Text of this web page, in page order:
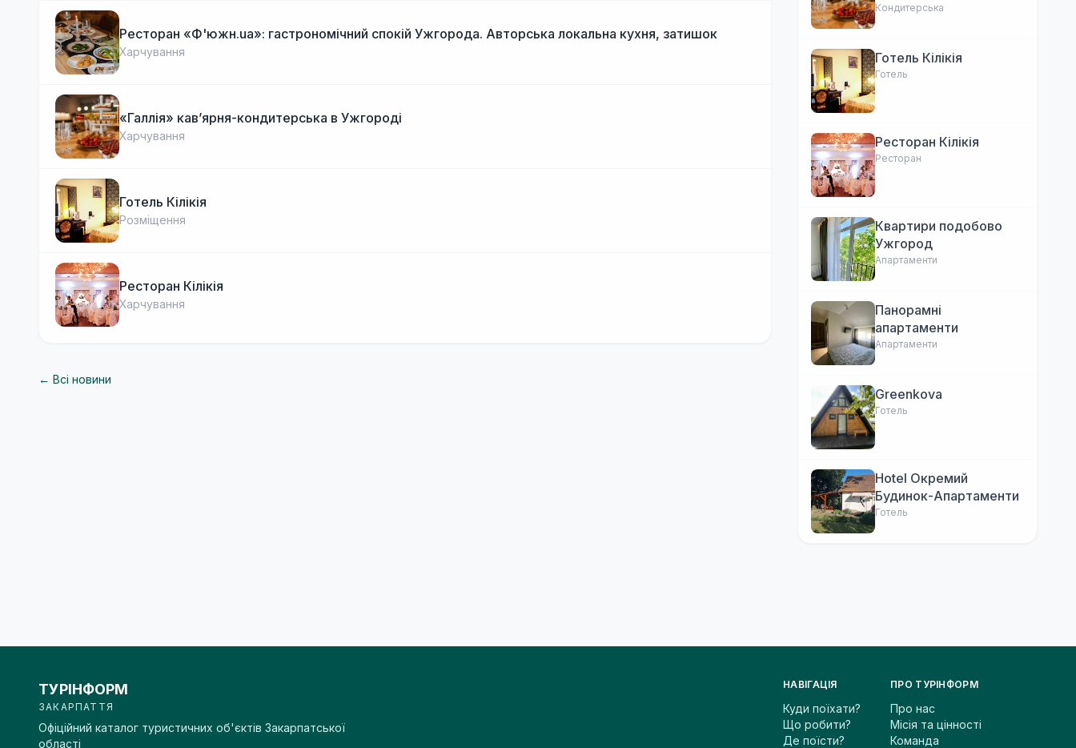
Ресторан «Ф'южн.ua»: гастрономічний спокій Ужгорода. Авторська локальна кухня, затишок
Харчування
«Галлія» кав’ярня-кондитерська в Ужгороді
Харчування
Готель Кілікія
Розміщення
Ресторан Кілікія
Харчування
← Всі новини
Ужгороді
Кондитерська
Готель Кілікія
Готель
Ресторан Кілікія
Ресторан
Квартири подобово
Ужгород
Апартаменти
Панорамні
апартаменти
Апартаменти
Greenkova
Готель
Hotel Окремий
Будинок-Апартаменти
Готель
ТУРІНФОРМ
ЗАКАРПАТТЯ
Офіційний каталог туристичних об'єктів Закарпатської
області
НАВІГАЦІЯ
Куди поїхати?
Що робити?
Де поїсти?
ПРО ТУРІНФОРМ
Про нас
Місія та цінності
Команда